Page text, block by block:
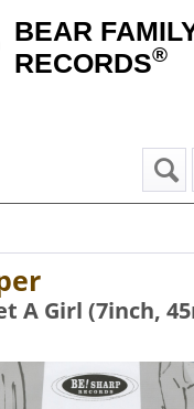
BEAR
RECORDS®
A Girl (7inch,